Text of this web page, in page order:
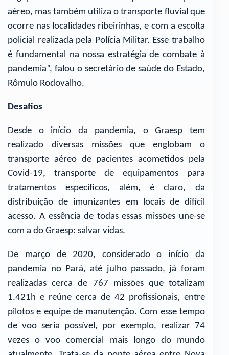
aéreo, mas também utiliza o transporte fluvial que
ocorre nas localidades ribeirinhas, e com a escolta
policial realizada pela Polícia Militar. Esse trabalho
é fundamental na nossa estratégia de combate à
pandemia”, falou o secretário de saúde do Estado,
Rômulo Rodovalho.
Desafios
Desde o início da pandemia, o Graesp tem
realizado diversas missões que englobam o
transporte aéreo de pacientes acometidos pela
Covid-19, transporte de equipamentos para
tratamentos específicos, além, é claro, da
distribuição de imunizantes em locais de difícil
acesso. A essência de todas essas missões une-se
com a do Graesp: salvar vidas.
De março de 2020, considerado o início da
pandemia no Pará, até julho passado, já foram
realizadas cerca de 767 missões que totalizam
1.421h e reúne cerca de 42 profissionais, entre
pilotos e equipe de manutenção. Com esse tempo
de voo seria possível, por exemplo, realizar 74
vezes o voo comercial mais longo do mundo